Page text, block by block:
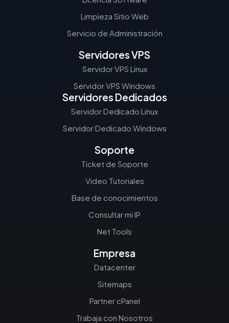
Limpieza Sitio Web
Servicio de Administración
Servidores VPS
Servidor VPS Linux
Servidor VPS Windows
Servidores Dedicados
Servidor Dedicado Linux
Servidor Dedicado Windows
Soporte
Ticket de Soporte
Video Tutoriales
Base de conocimientos
Consultar mi IP
Net Tools
Empresa
Datacenter
Sitemaps
Partner cPanel
Trabaja con Nosotros